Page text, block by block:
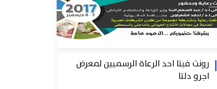
رونت فيتا احد الرعاة الرسميين لمعرض
اجرو دلتا